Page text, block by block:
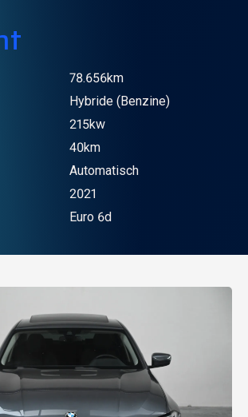
78.656km
Hybride (Benzine)
215kw
40km
Automatisch
2021
Euro 6d